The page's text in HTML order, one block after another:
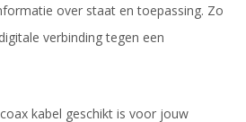
over staat en toepassing. Zo
verbinding tegen een
kabel geschikt is voor jouw